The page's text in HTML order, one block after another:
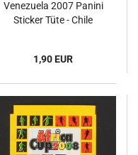
Venezuela 2007 Panini
Sticker Tüte - Chile
1,90 EUR